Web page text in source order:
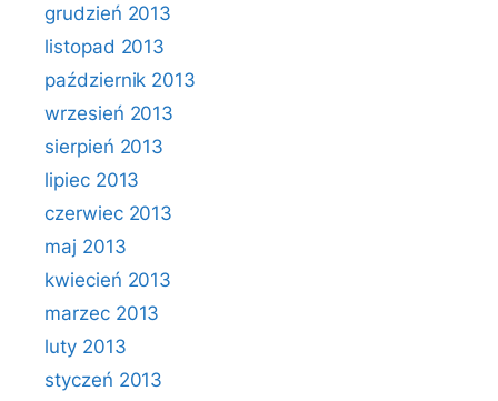
grudzień 2013
listopad 2013
październik 2013
wrzesień 2013
sierpień 2013
lipiec 2013
czerwiec 2013
maj 2013
kwiecień 2013
marzec 2013
luty 2013
styczeń 2013